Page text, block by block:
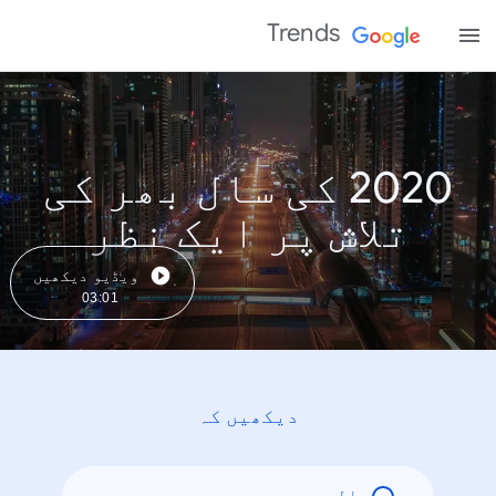
Trends
2020 کی سال بھر کی
تلاش پر ایک نظر
ویڈیو دیکھیں
03:01
دیکھیں کہ